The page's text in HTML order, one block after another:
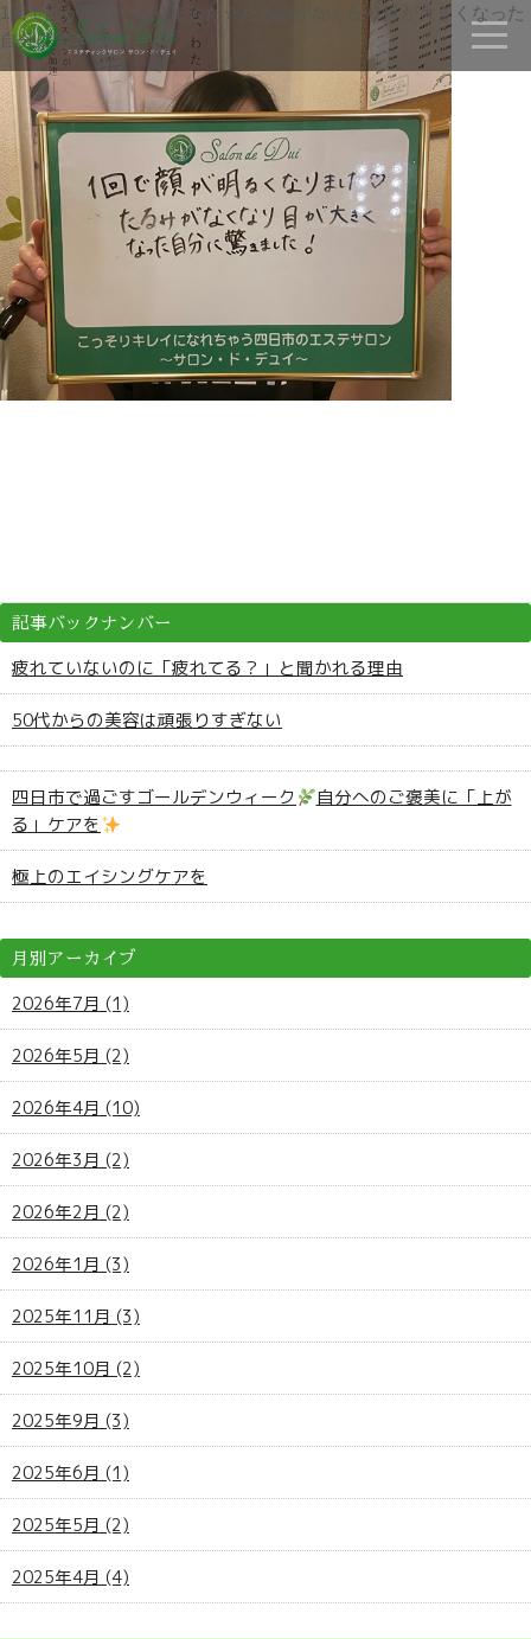
1回で顔が明るくなりました☆たるみがなくなり目が大きくなった
自分に驚きました！！
記事バックナンバー
疲れていないのに「疲れてる？」と聞かれる理由
50代からの美容は頑張りすぎない
四日市で過ごすゴールデンウィーク
自分へのご褒美に「上が
る」ケアを
極上のエイシングケアを
月別アーカイブ
2026年7月 (1)
2026年5月 (2)
2026年4月 (10)
2026年3月 (2)
2026年2月 (2)
2026年1月 (3)
2025年11月 (3)
2025年10月 (2)
2025年9月 (3)
2025年6月 (1)
2025年5月 (2)
2025年4月 (4)